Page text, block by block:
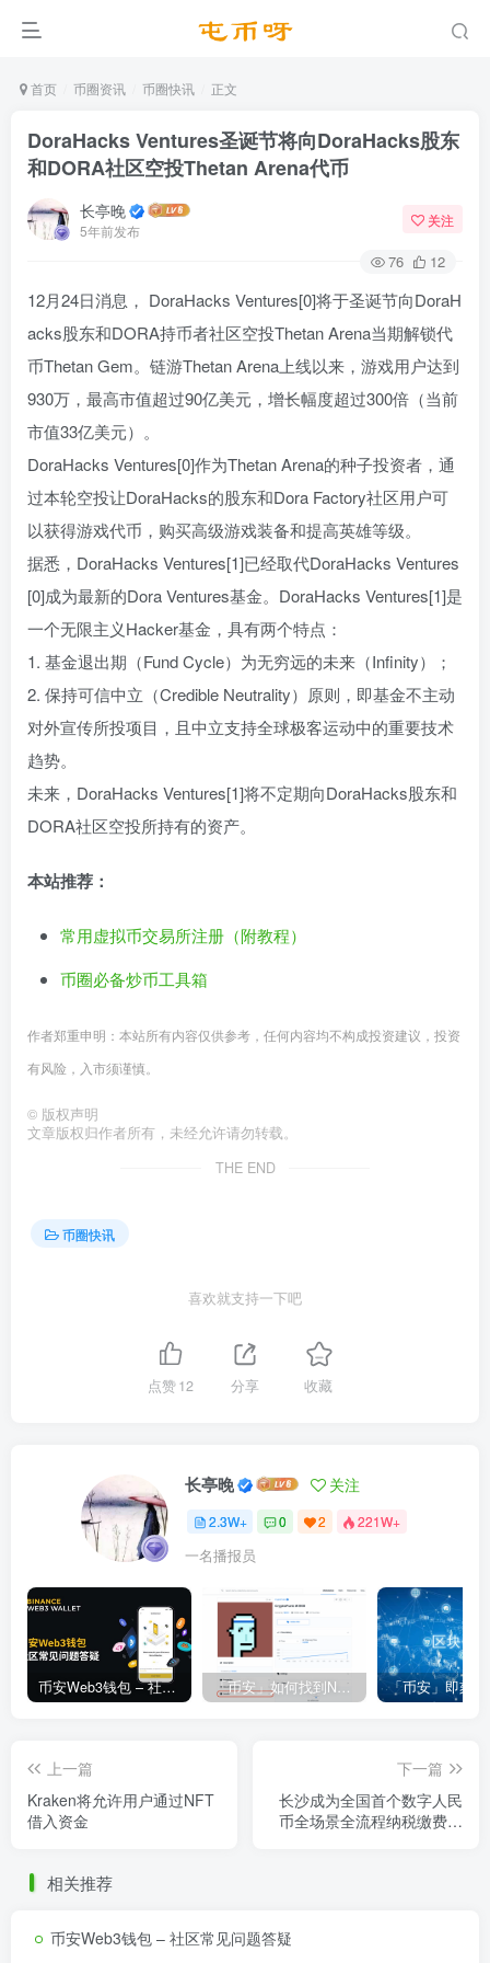
首页 币圈资讯 币圈快讯 正文
DoraHacks Ventures圣诞节将向DoraHacks股东
和DORA社区空投Thetan Arena代币
长亭晚
5年前发布
关注
76 12
12月24日消息， DoraHacks Ventures[0]将于圣诞节向DoraH
acks股东和DORA持币者社区空投Thetan Arena当期解锁代
币Thetan Gem。链游Thetan Arena上线以来，游戏用户达到
930万，最高市值超过90亿美元，增长幅度超过300倍（当前
市值33亿美元）。
DoraHacks Ventures[0]作为Thetan Arena的种子投资者，通
过本轮空投让DoraHacks的股东和Dora Factory社区用户可
以获得游戏代币，购买高级游戏装备和提高英雄等级。
据悉，DoraHacks Ventures[1]已经取代DoraHacks Ventures
[0]成为最新的Dora Ventures基金。DoraHacks Ventures[1]是
一个无限主义Hacker基金，具有两个特点：
1. 基金退出期（Fund Cycle）为无穷远的未来（Infinity）；
2. 保持可信中立（Credible Neutrality）原则，即基金不主动
对外宣传所投项目，且中立支持全球极客运动中的重要技术
趋势。
未来，DoraHacks Ventures[1]将不定期向DoraHacks股东和
DORA社区空投所持有的资产。
本站推荐：
常用虚拟币交易所注册（附教程）
币圈必备炒币工具箱
作者郑重申明：本站所有内容仅供参考，任何内容均不构成投资建议，投资
有风险，入市须谨慎。
© 版权声明
文章版权归作者所有，未经允许请勿转载。
THE END
币圈快讯
喜欢就支持一下吧
点赞12 分享 收藏
长亭晚 关注
2.3W+ 0 2 221W+
一名播报员
币安Web3钱包 – 社区常见问题答疑 「币安」如何找到NFT合约地址？
上一篇
Kraken将允许用户通过NFT
借入资金
下一篇
长沙成为全国首个数字人民
币全场景全流程纳税缴费城
相关推荐
币安Web3钱包 – 社区常见问题答疑